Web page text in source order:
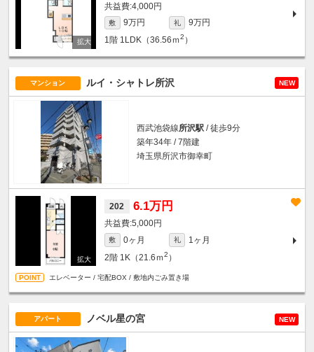
4,000円
敷 9万円 礼
9万円
1階 1LDK（36.56ｍ2 ）
マンション ルイ・シャトレ所沢 NEW
西武池袋線所沢駅 / 徒歩9分
築年34年 / 7階建
埼玉県所沢市御幸町
202 6.1万円
5,000円
敷 0ヶ月 礼
1ヶ月
2階 1K（21.6ｍ2 ）
エレベーター / 宅配BOX / 敷地内ごみ置き場
アパート ノベル星の宮 NEW